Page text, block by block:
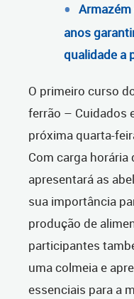
anos
qualidade a
O primeiro curso
ferrão – Cuidados
próxima quarta-
Com carga horária
apresentará as
sua importância
produção de
participantes
uma colmeia e
essenciais para a